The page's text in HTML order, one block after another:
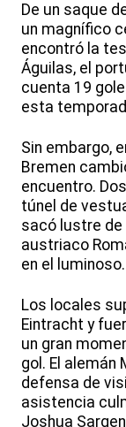
De un saque
un magnífico
encontró la
Águilas, el
cuenta 19
esta
Sin embargo,
Bremen
encuentro.
túnel de
sacó lustre de
austriaco
en el luminoso.
Los locales
Eintracht y
un gran
gol. El alemán
defensa de
asistencia
Joshua